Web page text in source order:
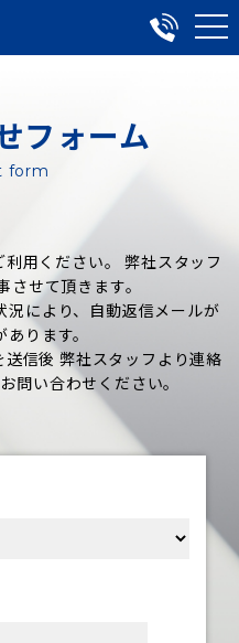
フォーム
form
用ください。 弊社スタッフ
せて頂きます。
況により、自動返信メールが
ります。
信後 弊社スタッフより連絡
問い合わせください。